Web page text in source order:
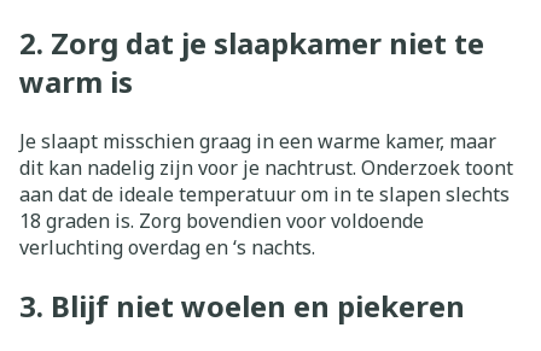
2. Zorg dat je slaapkamer niet te
warm is
Je slaapt misschien graag in een warme kamer, maar
dit kan nadelig zijn voor je nachtrust. Onderzoek toont
aan dat de ideale temperatuur om in te slapen slechts
18 graden is. Zorg bovendien voor voldoende
verluchting overdag en ‘s nachts.
3. Blijf niet woelen en piekeren